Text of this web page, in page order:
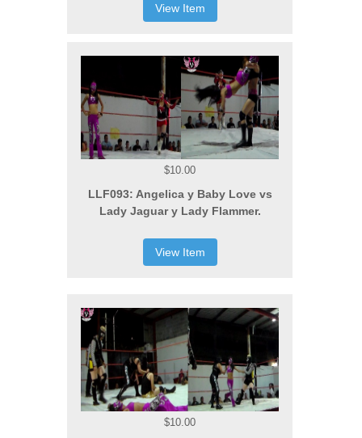
View Item
$10.00
LLF093: Angelica y Baby Love vs
Lady Jaguar y Lady Flammer.
View Item
$10.00